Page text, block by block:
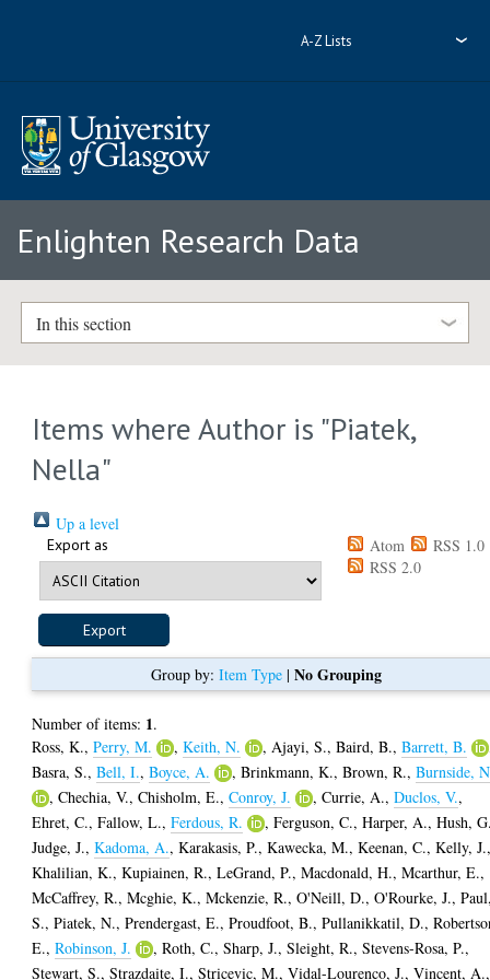
A-Z Lists
Enlighten Research Data
In this section
Items where Author is "Piatek,
Nella"
Up a level
Export as Atom
RSS 1.0
RSS 2.0
Group by: Item Type| No Grouping
Number of items: 1.
Ross, K.,Perry, M. ,Keith, N. , Ajayi, S.,Baird, B.,Barrett, B.
Basra, S.,Bell, I.,Boyce, A. ,Brinkmann, K.,Brown, R.,Burnside,
,Chechia, V.,Chisholm, E.,Conroy, J. ,Currie, A.,Duclos, V.,
Ehret, C.,Fallow, L.,Ferdous, R. ,Ferguson, C.,Harper, A.,Hush,
Judge, J.,Kadoma, A.,Karakasis, P.,Kawecka, M.,Keenan, C.,Kelly, J.
Khalilian, K.,Kupiainen, R.,LeGrand, P.,Macdonald, H.,Mcarthur, E.,
McCaffrey, R.,Mcghie, K.,Mckenzie, R.,O'Neill, D.,O'Rourke, J.,
S.,Piatek, N.,Prendergast, E.,Proudfoot, B.,Pullanikkatil, D.,
E.,Robinson, J. ,Roth, C.,Sharp, J.,Sleight, R.,Stevens-Rosa, P.,
Stewart, S.,Strazdaite, I.,Stricevic, M.,Vidal-Lourenco, J.,Vincent, A.,